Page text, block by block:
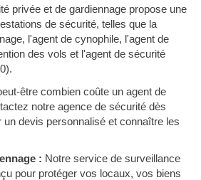
privée et de gardiennage propose une
de sécurité, telles que la
l'agent de cynophile, l'agent de
des vols et l'agent de sécurité
être combien coûte un agent de
notre agence de sécurité dès
un devis personnalisé et connaître les
: Notre service de surveillance
pour protéger vos locaux, vos biens